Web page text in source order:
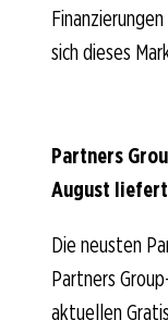
sich dieses
Partners
August
Die neusten
Partners
aktuellen